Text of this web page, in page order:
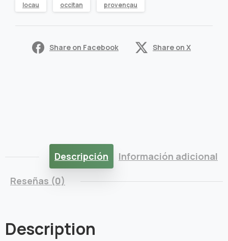
locau occitan provençau
Share on Facebook Share on X
Descripción
Información adicional
Reseñas (0)
Description